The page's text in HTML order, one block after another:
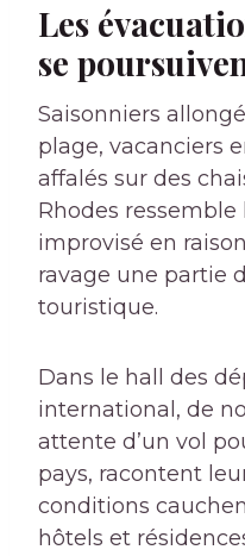
Les
se
Saisonniers
plage, vacanciers
affalés sur des
Rhodes
improvisé en
ravage une partie
touristique.
Dans le hall des
international, de
attente d’un vol
pays, racontent
conditions
hôtels et